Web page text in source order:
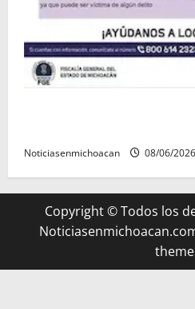
Noticiasenmichoacan 08/06/2026
Copyright © Todos los